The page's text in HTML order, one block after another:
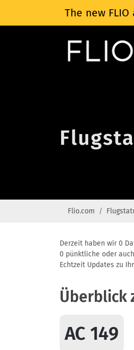
The new
Flio.com
Derzeit haben wir 0
0 pünktliche oder
Echtzeit Updates zu
Überblick
AC 149